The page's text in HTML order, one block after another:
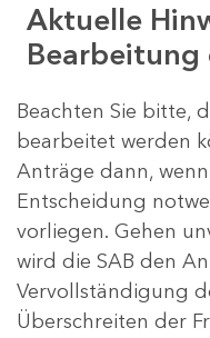
Aktuelle
Bearbeitung
Beachten Sie bitte,
bearbeitet werden
Anträge dann,
Entscheidung
vorliegen. Gehen
wird die SAB den
Vervollständigung
Überschreiten der